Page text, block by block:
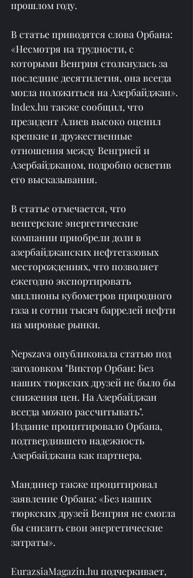
прошлом году.
В статье приводятся слова Орбана:
«Несмотря на трудности, с
которыми Венгрия столкнулась за
последние десятилетия, она всегда
могла положиться на Азербайджан».
Index.hu также сообщил, что
президент Алиев высоко оценил
крепкие и дружественные
отношения между Венгрией и
Азербайджаном, подробно осветив
его высказывания.
В статье отмечается, что
венгерские энергетические
компании приобрели доли в
азербайджанских нефтегазовых
месторождениях, что позволяет
ежегодно экспортировать
миллионы кубометров природного
газа и сотни тысяч баррелей нефти
на мировые рынки.
Nepszava опубликовала статью под
заголовком "Виктор Орбан: Без
наших тюркских друзей не было бы
снижения цен. На Азербайджан
всегда можно рассчитывать".
Издание процитировало Орбана,
подтвердившего надежность
Азербайджана как партнера.
Мандинер также процитировал
заявление Орбана: «Без наших
тюркских друзей Венгрия не смогла
бы снизить свои энергетические
затраты».
EurazsiaMagazin.hu подчеркивает,